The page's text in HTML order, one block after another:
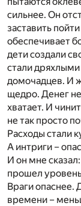
сильнее. Он
заставить
обеспечивает
дети создали
стали
домочадцев. И
щедро. Денег
хватает. И
не так просто
Расходы стали
А интриги –
И он мне
прошел
Враги опаснее.
времени –